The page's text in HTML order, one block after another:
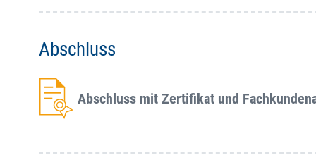
Abschluss
Abschluss mit Zertifikat und